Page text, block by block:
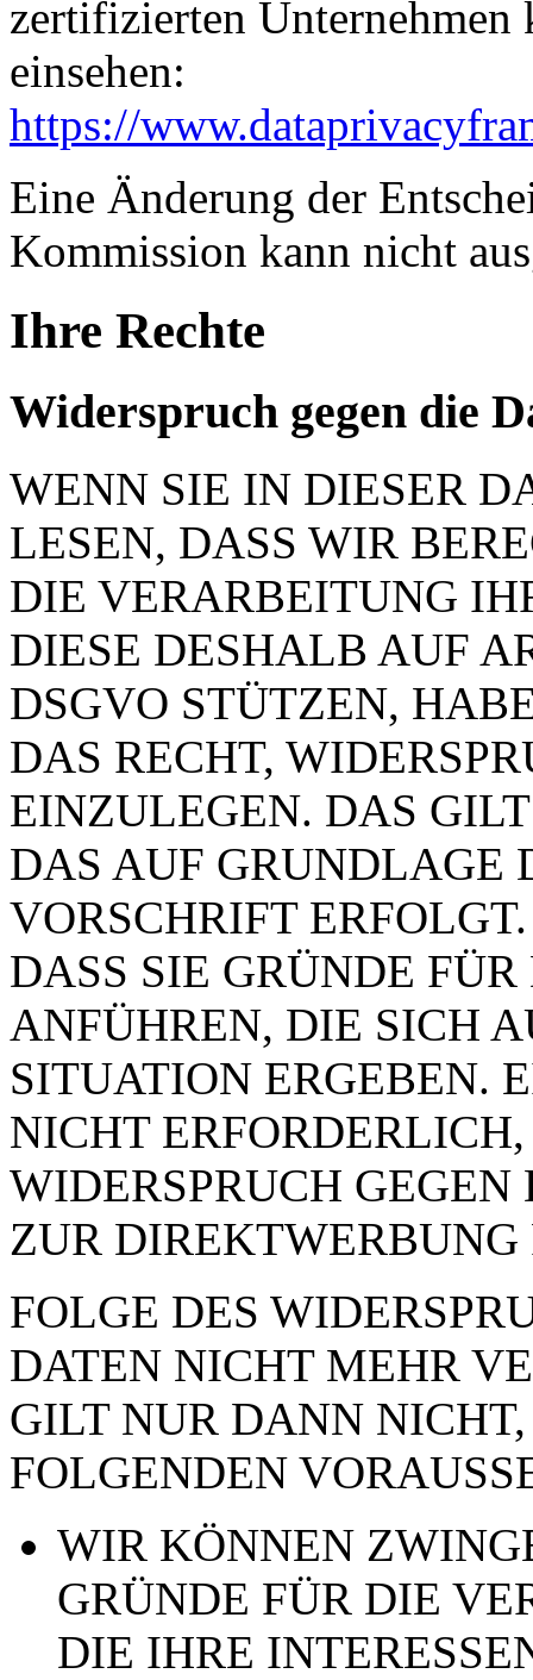
zertifizierten
einsehen:
https://
Eine Änderung der
Kommission kann nicht
Ihre Rechte
Widerspruch gegen die
WENN SIE IN DIESER
LESEN, DASS WIR
DIE VERARBEITUNG
DIESE DESHALB AUF
DSGVO STÜTZEN,
DAS RECHT,
EINZULEGEN. DAS
DAS AUF GRUNDLAGE
VORSCHRIFT
DASS SIE GRÜNDE
ANFÜHREN, DIE SICH
SITUATION ERGEBEN.
NICHT
WIDERSPRUCH
ZUR DIREKTWERBUNG
FOLGE DES
DATEN NICHT MEHR
GILT NUR DANN
FOLGENDEN
WIR KÖNNEN
GRÜNDE FÜR DIE
DIE IHRE